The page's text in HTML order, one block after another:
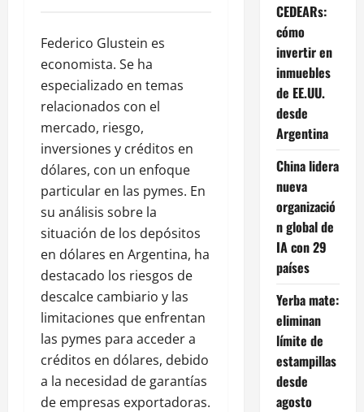
Federico Glustein es
economista. Se ha
especializado en temas
relacionados con el
mercado, riesgo,
inversiones y créditos en
dólares, con un enfoque
particular en las pymes. En
su análisis sobre la
situación de los depósitos
en dólares en Argentina, ha
destacado los riesgos de
descalce cambiario y las
limitaciones que enfrentan
las pymes para acceder a
créditos en dólares, debido
a la necesidad de garantías
de empresas exportadoras.
CEDEARs:
cómo
invertir en
inmuebles
de EE.UU.
desde
Argentina
China lidera
nueva
organizació
n global de
IA con 29
países
Yerba mate:
eliminan
límite de
estampillas
desde
agosto